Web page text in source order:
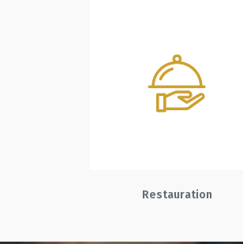
Restauration